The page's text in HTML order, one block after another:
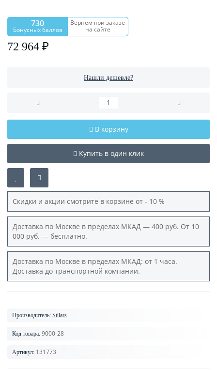
730
Бонусных баллов
Вернем при заказе
на сайте
72 964 ₽
Нашли дешевле?
В корзину
Купить в один клик
Скидки и акции смотрите в корзине от - 10 %
Доставка по Москве в пределах МКАД — 400 руб. От 10
000 руб. — бесплатно.
Доставка по Москве в пределах МКАД: от 1 часа.
Доставка до транспортной компании.
Производитель: Stilars
Код товара: 9000-28
Артикул: 131773